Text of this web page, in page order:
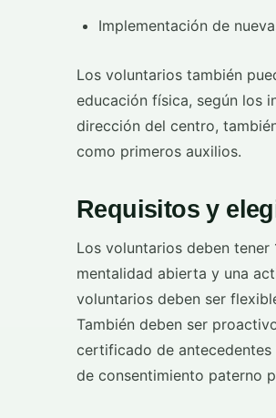
Implementación de
Los voluntarios también
educación física, según los
dirección del centro,
como primeros auxilios.
Requisitos y
Los voluntarios deben tener
mentalidad abierta y una
voluntarios deben ser
También deben ser
certificado de antecedentes
de consentimiento paterno